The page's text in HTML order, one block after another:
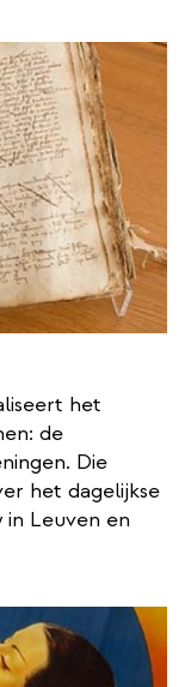
het
de
Die
het dagelijkse
in Leuven en